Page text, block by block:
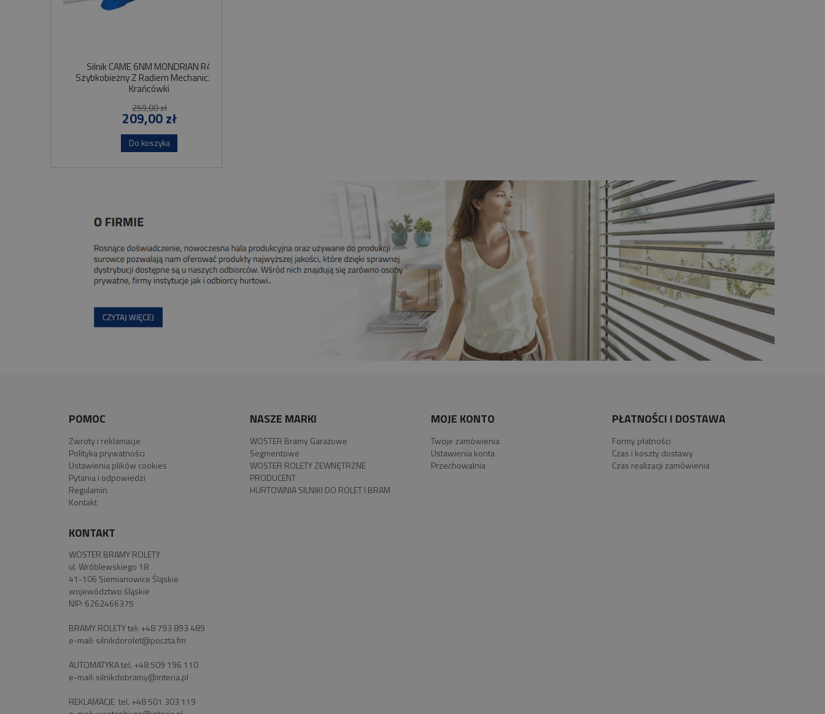
Silnik CAME 6NM MONDRIAN R4
Szybkobieżny Z Radiem Mechaniczne
Krańcówki
259,00 zł
209,00 zł
Do koszyka
POMOC
Zwroty i reklamacje
Polityka prywatności
Ustawienia plików cookies
Pytania i odpowiedzi
Regulamin
Kontakt
NASZE MARKI
WOSTER Bramy Garażowe
Segmentowe
WOSTER ROLETY ZEWNĘTRZNE
PRODUCENT
HURTOWNIA SILNIKI DO ROLET I BRAM
MOJE KONTO
Twoje zamówienia
Ustawienia konta
Przechowalnia
PŁATNOŚCI I DOSTAWA
Formy płatności
Czas i koszty dostawy
Czas realizacji zamówienia
KONTAKT
WOSTER BRAMY ROLETY
ul. Wróblewskiego 18
41-106 Siemianowice Śląskie
województwo śląskie
NIP: 6262466375
BRAMY ROLETY tel: +48 793 893 489
e-mail: silnikdorolet@poczta.fm
AUTOMATYKA tel. +48 509 196 110
e-mail: silnikdobramy@interia.pl
REKLAMACJE tel. +48 501 303 119